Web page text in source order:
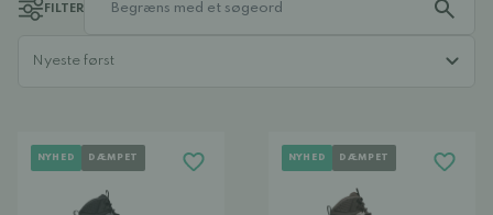
FILTER
NYHED DÆMPET NYHED DÆMPET